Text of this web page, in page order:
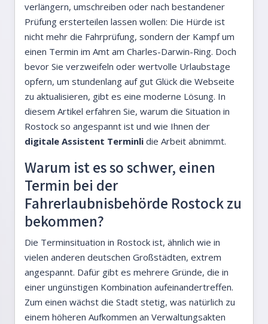
verlängern, umschreiben oder nach bestandener
Prüfung ersterteilen lassen wollen: Die Hürde ist
nicht mehr die Fahrprüfung, sondern der Kampf um
einen Termin im Amt am Charles-Darwin-Ring. Doch
bevor Sie verzweifeln oder wertvolle Urlaubstage
opfern, um stundenlang auf gut Glück die Webseite
zu aktualisieren, gibt es eine moderne Lösung. In
diesem Artikel erfahren Sie, warum die Situation in
Rostock so angespannt ist und wie Ihnen der
digitale Assistent Terminli die Arbeit abnimmt.
Warum ist es so schwer, einen
Termin bei der
Fahrerlaubnisbehörde Rostock zu
bekommen?
Die Terminsituation in Rostock ist, ähnlich wie in
vielen anderen deutschen Großstädten, extrem
angespannt. Dafür gibt es mehrere Gründe, die in
einer ungünstigen Kombination aufeinandertreffen.
Zum einen wächst die Stadt stetig, was natürlich zu
einem höheren Aufkommen an Verwaltungsakten